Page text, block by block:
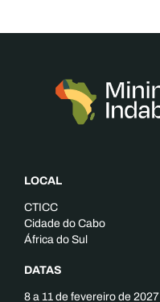
LOCAL
CTICC
Cidade do Cabo
África do Sul
DATAS
8 a 11 de fevereiro de 2027